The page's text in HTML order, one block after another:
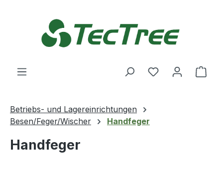
Du hast 0
Betriebs- und Lagereinrichtungen
Besen/Feger/Wischer
Handfeger
Handfeger